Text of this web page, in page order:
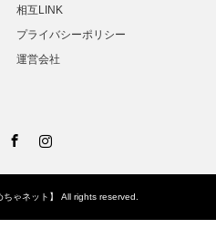
相互LINK
プライバシーポリシー
運営会社
ゃネット】 All rights reserved.